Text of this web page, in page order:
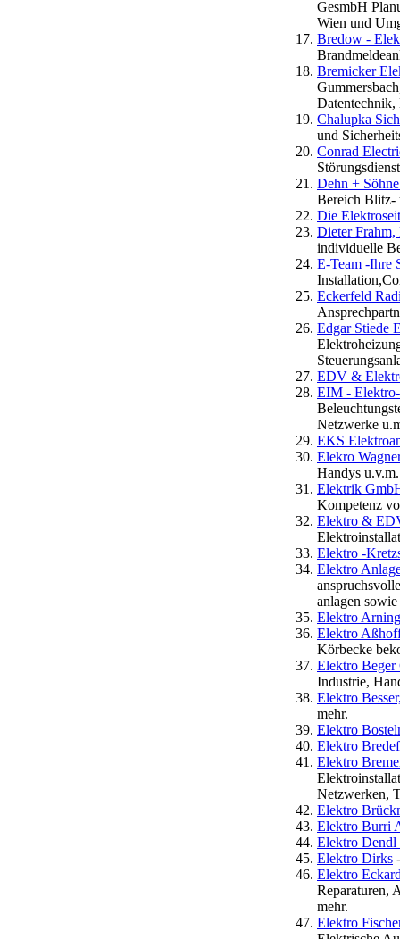
GesmbH
Wien und
Bredow -
Bremicker
Datentechnik,
Chalupka
und
Conrad
Dehn +
Bereich Blitz-
Die
Dieter
individuelle
E-Team -Ihre
Eckerfeld
Edgar Stiede
EDV &
EIM -
Netzwerke
EKS
Elekro
Handys u.v.m.
Elektrik
Kompetenz
Elektro &
Elektro -
Elektro
anlagen
Elektro
Elektro
Körbecke
Elektro Beger
Industrie,
Elektro
mehr.
Elektro
Elektro
Elektro
Netzwerken,
Elektro
Elektro Burri
Elektro Dendl
Elektro Dirks
Elektro
Reparaturen,
mehr.
Elektro